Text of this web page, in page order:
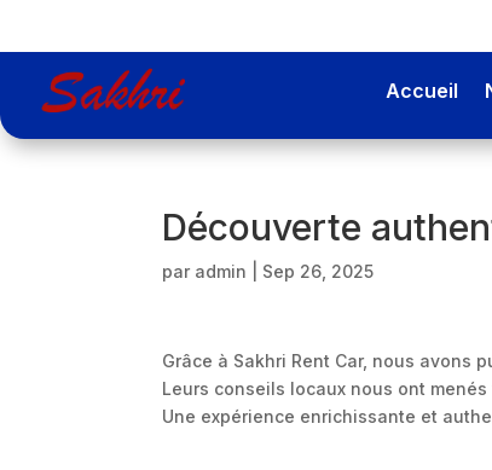
Accueil
Découverte
par admin Sep 26, 2025
Grâce à Sakhri Rent Car, nous avons
Leurs conseils locaux nous ont
Une expérience enrichissante et